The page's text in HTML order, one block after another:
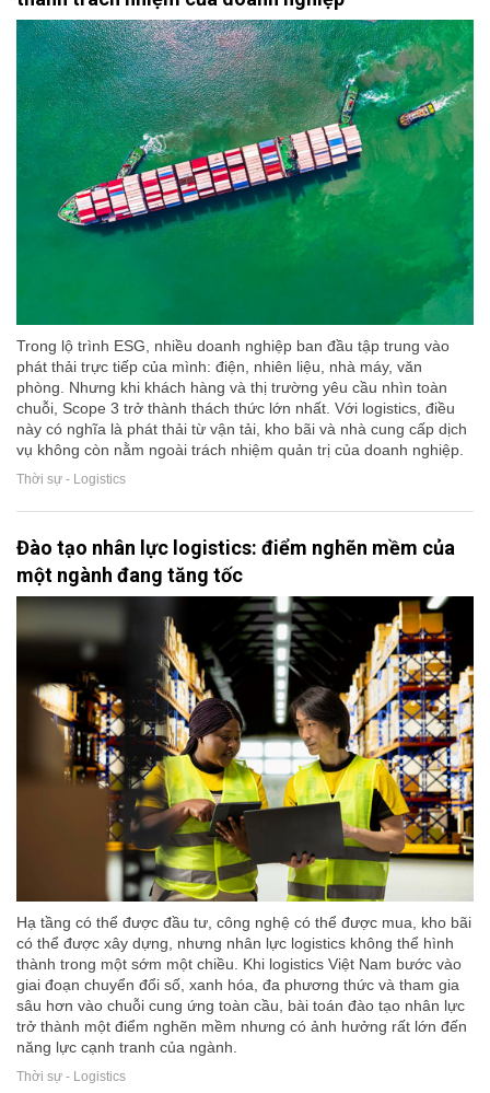
Trong lộ trình ESG, nhiều doanh nghiệp ban đầu tập trung vào
phát thải trực tiếp của mình: điện, nhiên liệu, nhà máy, văn
phòng. Nhưng khi khách hàng và thị trường yêu cầu nhìn toàn
chuỗi, Scope 3 trở thành thách thức lớn nhất. Với logistics, điều
này có nghĩa là phát thải từ vận tải, kho bãi và nhà cung cấp dịch
vụ không còn nằm ngoài trách nhiệm quản trị của doanh nghiệp.
Thời sự - Logistics
Đào tạo nhân lực logistics: điểm nghẽn mềm của
một ngành đang tăng tốc
Hạ tầng có thể được đầu tư, công nghệ có thể được mua, kho bãi
có thể được xây dựng, nhưng nhân lực logistics không thể hình
thành trong một sớm một chiều. Khi logistics Việt Nam bước vào
giai đoạn chuyển đổi số, xanh hóa, đa phương thức và tham gia
sâu hơn vào chuỗi cung ứng toàn cầu, bài toán đào tạo nhân lực
trở thành một điểm nghẽn mềm nhưng có ảnh hưởng rất lớn đến
năng lực cạnh tranh của ngành.
Thời sự - Logistics